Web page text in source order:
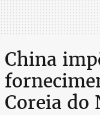
China
Coreia do